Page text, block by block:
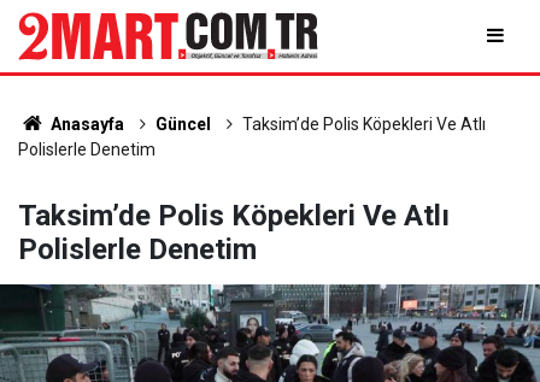
Anasayfa Güncel
Taksim’de Polis Köpekleri Ve Atlı
Polislerle Denetim
Taksim’de Polis Köpekleri Ve Atlı
Polislerle Denetim